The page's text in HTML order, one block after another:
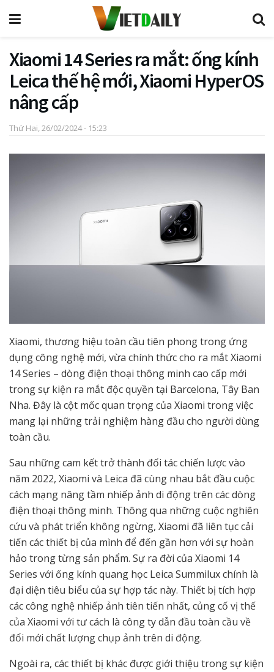
Xiaomi 14 Series ra mắt: ống kính
Leica thế hệ mới, Xiaomi HyperOS
nâng cấp
Thứ Hai, 26/02/2024 - 15:23
Xiaomi, thương hiệu toàn cầu tiên phong trong ứng
dụng công nghệ mới, vừa chính thức cho ra mắt Xiaomi
14 Series – dòng điện thoại thông minh cao cấp mới
trong sự kiện ra mắt độc quyền tại Barcelona, Tây Ban
Nha. Đây là cột mốc quan trọng của Xiaomi trong việc
mang lại những trải nghiệm hàng đầu cho người dùng
toàn cầu.
Sau những cam kết trở thành đối tác chiến lược vào
năm 2022, Xiaomi và Leica đã cùng nhau bắt đầu cuộc
cách mạng nâng tầm nhiếp ảnh di động trên các dòng
điện thoại thông minh. Thông qua những cuộc nghiên
cứu và phát triển không ngừng, Xiaomi đã liên tục cải
tiến các thiết bị của mình để đến gần hơn với sự hoàn
hảo trong từng sản phẩm. Sự ra đời của Xiaomi 14
Series với ống kính quang học Leica Summilux chính là
đại diện tiêu biểu của sự hợp tác này. Thiết bị tích hợp
các công nghệ nhiếp ảnh tiên tiến nhất, củng cố vị thế
của Xiaomi với tư cách là công ty dẫn đầu toàn cầu về
đổi mới chất lượng chụp ảnh trên di động.
Ngoài ra, các thiết bị khác được giới thiệu trong sự kiện